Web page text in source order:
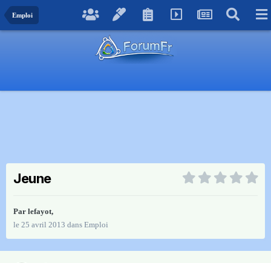
Emploi
Jeune
Par lefayot,
le 25 avril 2013 dans Emploi